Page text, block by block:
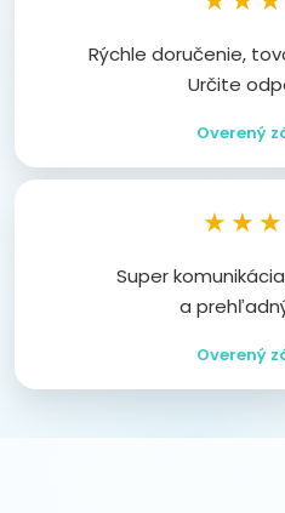
Rýchle doručenie,
Určite
Overený
Super
a
Overený